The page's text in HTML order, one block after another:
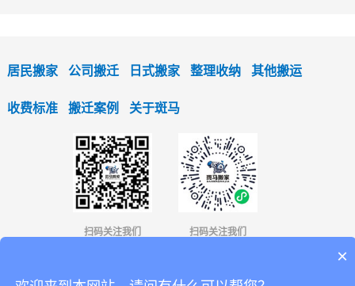
居民搬家 公司搬迁 日式搬家 整理收纳 其他搬运
收费标准 搬迁案例 关于斑马
扫码关注我们 扫码关注我们
×